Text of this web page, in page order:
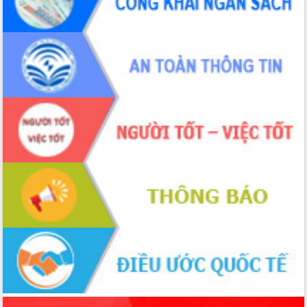
món ăn từ sầu riêng
Đắk Lắk công bố Quy hoạch và xúc
tiến đầu tư tỉnh
Ngành cá ngừ Đắk Lắk chủ động thích
ứng để giữ vững thị trường xuất khẩu
Diễn đàn Kinh tế tư nhân Việt Nam đột
phá cơ chế - Hợp tác công tư
Đề án 06 tạo bước ngoặt đột phá trong
cải cách hành chính tỉnh Đắk Lắk
Kết nối tour, đẩy mạnh chuyển đổi số
để phát triển du lịch Đắk Lắk
Khởi động Dự án Đầu tư xây dựng hạ
tầng kỹ thuật Cụm công nghiệp Tân
Tiến
Gặp mặt các cơ quan báo chí nhân Kỷ
niệm 101 năm Ngày Báo chí Cách
mạng Việt Nam
Đắk Lắk sơ kết 4 năm triển khai thực
hiện Đề án 06 của Chính phủ
Họp báo thông tin về Hội nghị Công bố